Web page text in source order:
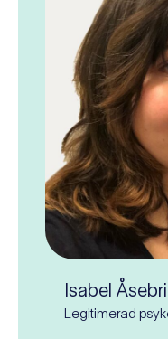
Isabel
Legitimerad